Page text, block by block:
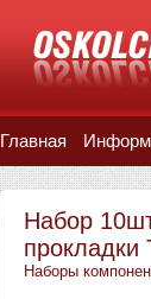
Главная
Набор
прокладки
Наборы